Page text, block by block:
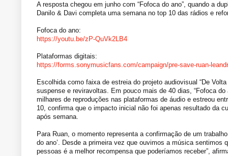
A resposta chegou em junho com “Fofoca do ano”, quando a
Danilo & Davi completa uma semana no top 10 das rádios e
Fofoca do ano:
https://youtu.be/zP-QuVk2LB4
Plataformas digitais:
https://forms.sonymusicfans.com/campaign/pre-save-ruan-
Escolhida como faixa de estreia do projeto audiovisual “De
suspense e reviravoltas. Em pouco mais de 40 dias, “Fofoca
milhares de reproduções nas plataformas de áudio e estreou
10, confirma que o impacto inicial não foi apenas resultado da
após semana.
Para Ruan, o momento representa a confirmação de um
do ano’. Desde a primeira vez que ouvimos a música
pessoas é a melhor recompensa que poderíamos receber”,